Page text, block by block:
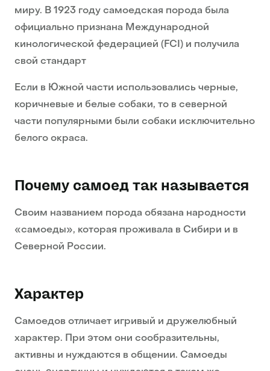
миру. В 1923 году самоедская порода была
официально признана Международной
кинологической федерацией (FCI) и получила
свой стандарт
Если в Южной части использовались черные,
коричневые и белые собаки, то в северной
части популярными были собаки исключительно
белого окраса.
Почему самоед так называется
Своим названием порода обязана народности
«самоеды», которая проживала в Сибири и в
Северной России.
Характер
Самоедов отличает игривый и дружелюбный
характер. При этом они сообразительны,
активны и нуждаются в общении. Самоеды